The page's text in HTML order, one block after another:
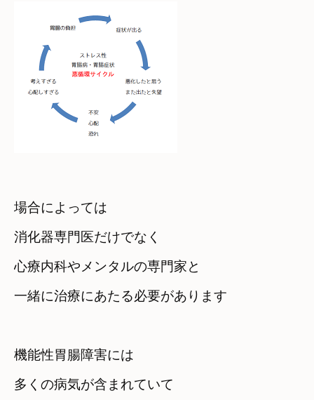
場合によっては
消化器専門医だけでなく
心療内科やメンタルの専門家と
一緒に治療にあたる必要があります
機能性胃腸障害には
多くの病気が含まれていて